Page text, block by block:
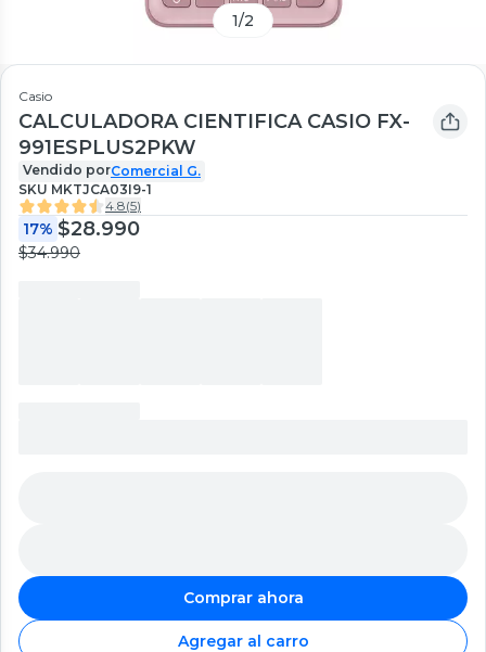
1/2
Casio
CALCULADORA CIENTIFICA CASIO FX-
991ESPLUS2PKW
Vendido porComercial G.
SKU MKTJCA03I9-1
4.8(5)
17% $28.990
$34.990
Comprar ahora
Agregar al carro